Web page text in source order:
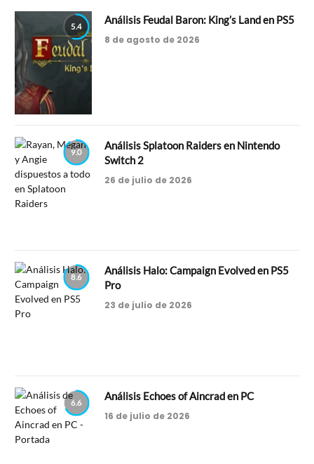
5.4
Análisis Feudal Baron: King’s Land en PS5
8 de agosto de 2026
9.0
Análisis Splatoon Raiders en Nintendo
Switch 2
26 de julio de 2026
8.6
Análisis Halo: Campaign Evolved en PS5
Pro
23 de julio de 2026
6.6
Análisis Echoes of Aincrad en PC
16 de julio de 2026